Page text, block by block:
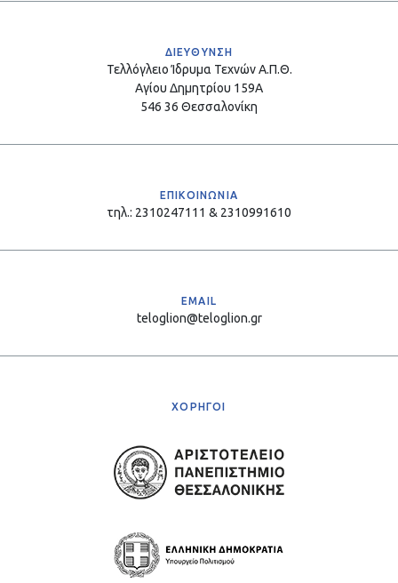
ΔΙΕΥΘΥΝΣΗ
Τελλόγλειο Ίδρυμα Τεχνών Α.Π.Θ.
Αγίου Δημητρίου 159Α
546 36 Θεσσαλονίκη
ΕΠΙΚΟΙΝΩΝΙΑ
τηλ.: 2310247111 & 2310991610
EMAIL
teloglion@teloglion.gr
ΧΟΡΗΓΟΙ